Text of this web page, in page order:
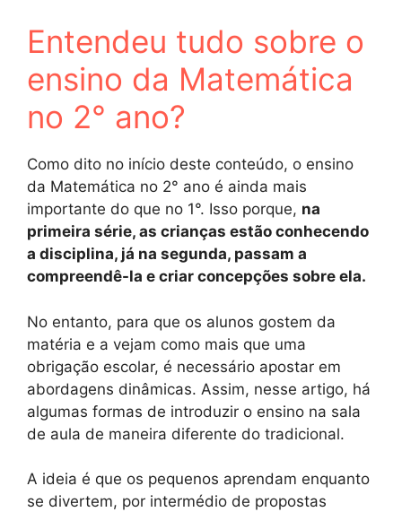
Entendeu tudo sobre o
ensino da Matemática
no 2° ano?
Como dito no início deste conteúdo, o ensino
da Matemática no 2° ano é ainda mais
importante do que no 1°. Isso porque, na
primeira série, as crianças estão conhecendo
a disciplina, já na segunda, passam a
compreendê-la e criar concepções sobre ela.
No entanto, para que os alunos gostem da
matéria e a vejam como mais que uma
obrigação escolar, é necessário apostar em
abordagens dinâmicas. Assim, nesse artigo, há
algumas formas de introduzir o ensino na sala
de aula de maneira diferente do tradicional.
A ideia é que os pequenos aprendam enquanto
se divertem, por intermédio de propostas